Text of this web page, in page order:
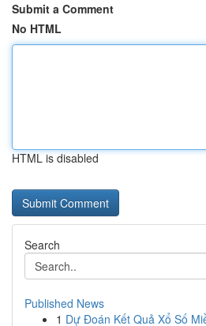
Submit a Comment
No HTML
HTML is disabled
Search
Published News
1 Dự Đoán Kết Quả Xổ Số